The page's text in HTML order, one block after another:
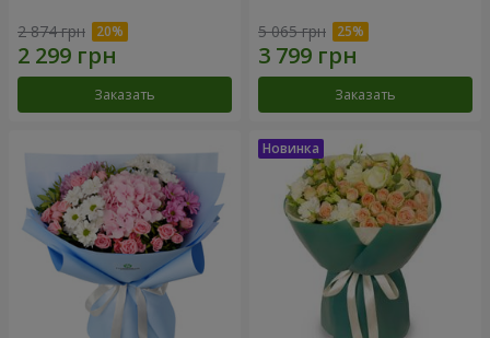
2 874 грн
Заказать
5 065 грн
Заказать